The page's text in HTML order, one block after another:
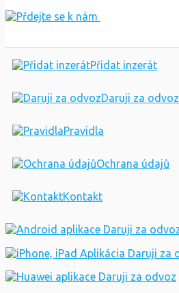
Přidat inzerát
Daruji za odvoz
Pravidla
Ochrana údajů
Kontakt